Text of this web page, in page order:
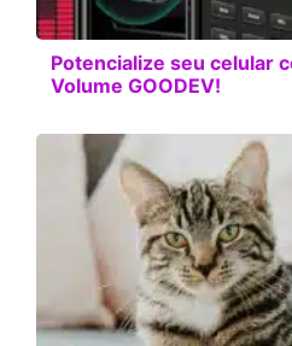
Potencialize seu celular
Volume GOODEV!